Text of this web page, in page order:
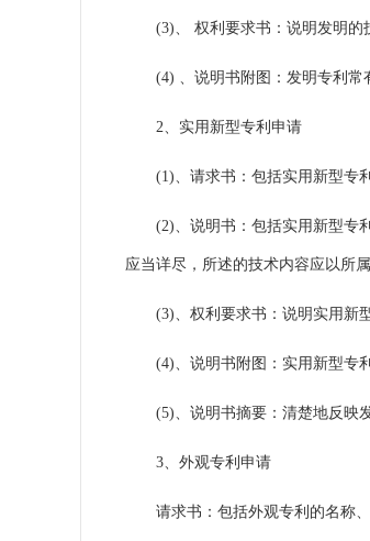
(3)、 权利要求书：说明发明的
(4) 、说明书附图：发明专利常
2、 实用新型专利 申请
(1)、请求书：包括实用新型专利
(2)、说明书：包括实用新型专利
应当详尽，所述的技术内容应以所
(3)、权利要求书：说明实用新型
(4)、说明书附图：实用新型专利
(5)、说明书摘要：清楚地反映发
3、 外观专利 申请
请求书：包括外观专利的名称、